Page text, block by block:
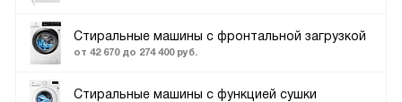
Стиральные машины с фронтальной загрузкой
от 42 670 до 274 400 руб.
Стиральные машины с функцией сушки